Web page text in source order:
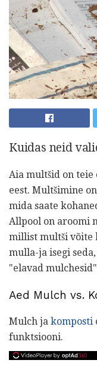
Kuidas neid
Aia multšid on
eest. Multšimine
mida saate
Allpool on aroomi
millist multši võite
mulla-ja isegi
"elavad
Aed Mulch vs.
Mulch ja komposti
funktsiooni.